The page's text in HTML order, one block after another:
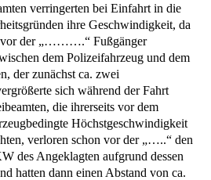
verringerten bei Einfahrt in die
ihre Geschwindigkeit, da
vor der „……….“ Fußgänger
dem Polizeifahrzeug und dem
der zunächst ca. zwei
sich während der Fahrt
die ihrerseits vor dem
Höchstgeschwindigkeit
verloren schon vor der „…..“ den
des Angeklagten aufgrund dessen
hatten dann einen Abstand von ca.